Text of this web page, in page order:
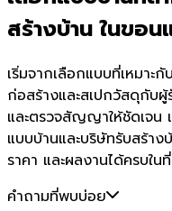
สร้างบ้าน ในขอ
เริ่มจากเลือกแบบที่เหมาะ
ก่อสร้างและสเปกวัสดุกับ
และตรวจสัญญาให้ชัดเจน
แบบบ้านและบริษัทรับสร้าง
ราคา และผลงานได้ครบใน
คำถามที่พบบ่อย